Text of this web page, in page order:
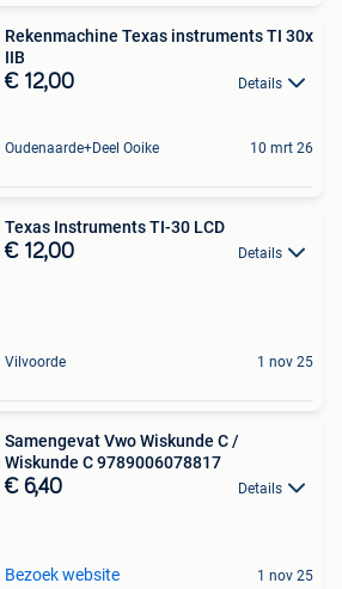
Rekenmachine Texas instruments TI 30x
IIB
€ 12,00 Details
Oudenaarde+Deel Ooike 10 mrt 26
Texas Instruments TI-30 LCD
€ 12,00 Details
Vilvoorde 1 nov 25
Samengevat Vwo Wiskunde C /
Wiskunde C 9789006078817
€ 6,40 Details
Bezoek website 1 nov 25